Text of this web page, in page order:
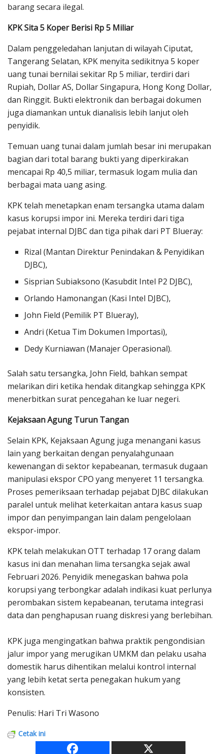
barang secara ilegal.
KPK Sita 5 Koper Berisi Rp 5 Miliar
Dalam penggeledahan lanjutan di wilayah Ciputat,
Tangerang Selatan, KPK menyita sedikitnya 5 koper
uang tunai bernilai sekitar Rp 5 miliar, terdiri dari
Rupiah, Dollar AS, Dollar Singapura, Hong Kong Dollar,
dan Ringgit. Bukti elektronik dan berbagai dokumen
juga diamankan untuk dianalisis lebih lanjut oleh
penyidik.
Temuan uang tunai dalam jumlah besar ini merupakan
bagian dari total barang bukti yang diperkirakan
mencapai Rp 40,5 miliar, termasuk logam mulia dan
berbagai mata uang asing.
KPK telah menetapkan enam tersangka utama dalam
kasus korupsi impor ini. Mereka terdiri dari tiga
pejabat internal DJBC dan tiga pihak dari PT Blueray:
Rizal (Mantan Direktur Penindakan & Penyidikan
DJBC),
Sisprian Subiaksono (Kasubdit Intel P2 DJBC),
Orlando Hamonangan (Kasi Intel DJBC),
John Field (Pemilik PT Blueray),
Andri (Ketua Tim Dokumen Importasi),
Dedy Kurniawan (Manajer Operasional).
Salah satu tersangka, John Field, bahkan sempat
melarikan diri ketika hendak ditangkap sehingga KPK
menerbitkan surat pencegahan ke luar negeri.
Kejaksaan Agung Turun Tangan
Selain KPK, Kejaksaan Agung juga menangani kasus
lain yang berkaitan dengan penyalahgunaan
kewenangan di sektor kepabeanan, termasuk dugaan
manipulasi ekspor CPO yang menyeret 11 tersangka.
Proses pemeriksaan terhadap pejabat DJBC dilakukan
paralel untuk melihat keterkaitan antara kasus suap
impor dan penyimpangan lain dalam pengelolaan
ekspor-impor.
KPK telah melakukan OTT terhadap 17 orang dalam
kasus ini dan menahan lima tersangka sejak awal
Februari 2026. Penyidik menegaskan bahwa pola
korupsi yang terbongkar adalah indikasi kuat perlunya
perombakan sistem kepabeanan, terutama integrasi
data dan penghapusan ruang diskresi yang berlebihan.
KPK juga mengingatkan bahwa praktik pengondisian
jalur impor yang merugikan UMKM dan pelaku usaha
domestik harus dihentikan melalui kontrol internal
yang lebih ketat serta penegakan hukum yang
konsisten.
Penulis: Hari Tri Wasono
Cetak ini